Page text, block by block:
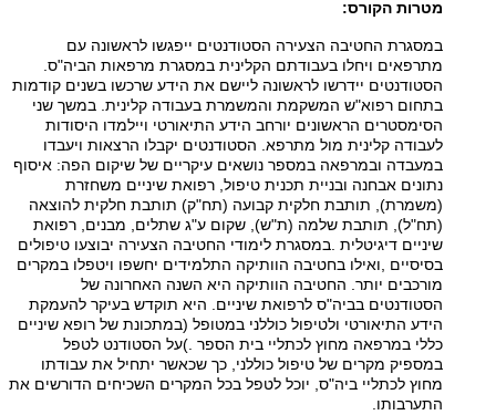
מטרות הקורס:
במסגרת החטיבה הצעירה הסטודנטים ייפגשו לראשונה עם
מתרפאים ויחלו בעבודתם הקלינית במסגרת מרפאות הביה"ס.
הסטודנטים יידרשו לראשונה ליישם את הידע שרכשו בשנים קודמות
בתחום רפוא"ש המשקמת והמשמרת בעבודה קלינית. במשך שני
הסימסטרים הראשונים יורחב הידע התיאורטי ויילמדו היסודות
לעבודה קלינית מול מתרפא. הסטודנטים יקבלו הרצאות ויעבדו
במעבדה ובמרפאה במספר נושאים עיקריים של שיקום הפה: איסוף
נתונים אבחנה ובניית תכנית טיפול, רפואת שיניים משחזרת
(משמרת), תותבת חלקית קבועה (תח"ק) תותבת חלקית להוצאה
(תח"ל), תותבת שלמה (ת"ש), שקום ע"ג שתלים, מבנים, רפואת
שיניים דיגיטלית במסגרת לימודי החטיבה הצעירה יבוצעו טיפולים
בסיסיים
ואילו בחטיבה הוותיקה התלמידים יחשפו ויטפלו במקרים
מורכבים יותר. החטיבה הוותיקה היא השנה האחרונה של
הסטודנטים בביה"ס לרפואת שיניים. היא תוקדש בעיקר להעמקת
הידע התיאורטי ולטיפול כוללני במטופל (במתכונת של רופא שיניים
כללי במרפאה מחוץ לכתליי בית הספר (.על הסטודנט לטפל
במספיק מקרים של טיפול כוללני, כך שכאשר יתחיל את עבודתו
מחוץ לכתליי ביה"ס, יוכל לטפל בכל המקרים השכיחים הדורשים את
התערבותו